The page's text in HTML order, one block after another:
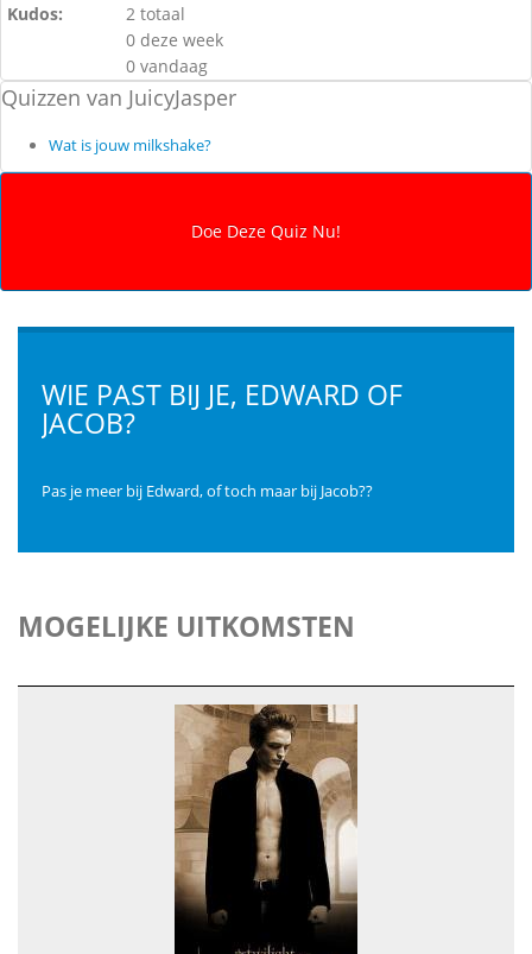
Kudos:
2 totaal
0 deze week
0 vandaag
Quizzen van JuicyJasper
Wat is jouw milkshake?
WIE PAST BIJ JE, EDWARD OF
JACOB?
Pas je meer bij Edward, of toch maar bij Jacob??
MOGELIJKE UITKOMSTEN